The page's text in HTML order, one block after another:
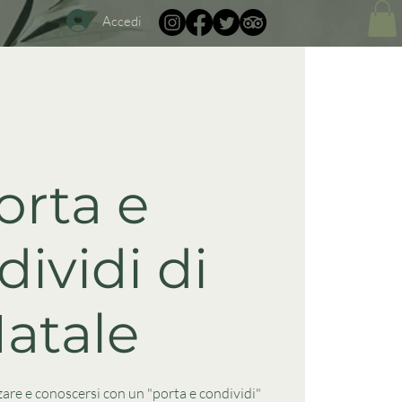
Accedi
e
di
e conoscersi con un "porta e condividi"